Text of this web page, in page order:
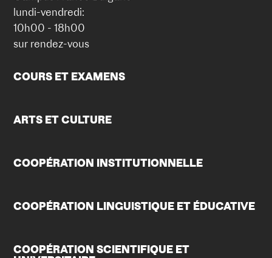
lundi-vendredi:
10h00 - 18h00
sur rendez-vous
COURS ET EXAMENS
ARTS ET CULTURE
COOPÉRATION INSTITUTIONNELLE
COOPÉRATION LINGUISTIQUE ET ÉDUCATIVE
COOPÉRATION SCIENTIFIQUE ET